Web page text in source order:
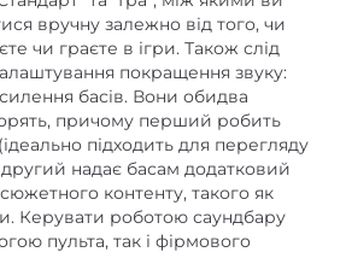
чи граєте в ігри. Також слід
покращення звуку:
басів. Вони обидва
причому перший робить
підходить для перегляду
надає басам додатковий
контенту, такого як
Керувати роботою саундбару
пульта, так і фірмового